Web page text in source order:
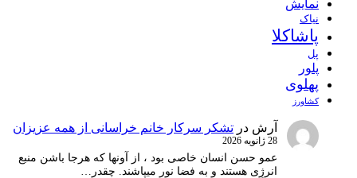
نمایش
نیاک
پاشاکلا
پل
پلور
پهلوی
کشاورز
آرش در تشکر سرکار خانم خراسانی از همه عزیزان
28 ژانویه 2026
عمو حسن انسان خاصی بود ، از آونها که هرجا باشن منبع
انرژِی هستند و به فضا نور میپاشند. چقدر…